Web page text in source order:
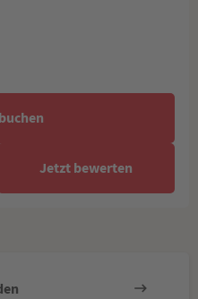
Jetzt bewerten